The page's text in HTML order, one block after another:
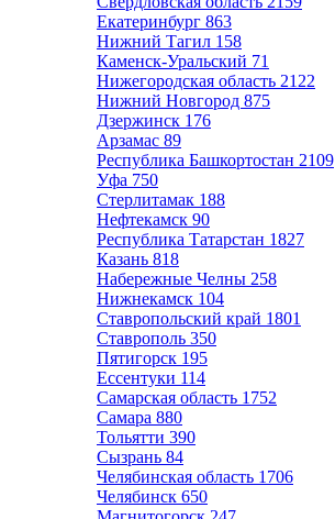
Екатеринбург 863
Нижний Тагил 158
Каменск-Уральский 71
Нижегородская область 2122
Нижний Новгород 875
Дзержинск 176
Арзамас 89
Республика Башкортостан 2109
Уфа 750
Стерлитамак 188
Нефтекамск 90
Республика Татарстан 1827
Казань 818
Набережные Челны 258
Нижнекамск 104
Ставропольский край 1801
Ставрополь 350
Пятигорск 195
Ессентуки 114
Самарская область 1752
Самара 880
Тольятти 390
Сызрань 84
Челябинская область 1706
Челябинск 650